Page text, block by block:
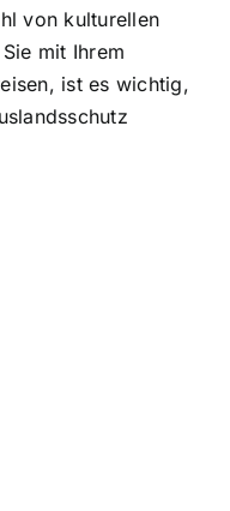
von kulturellen
mit Ihrem
ist es wichtig,